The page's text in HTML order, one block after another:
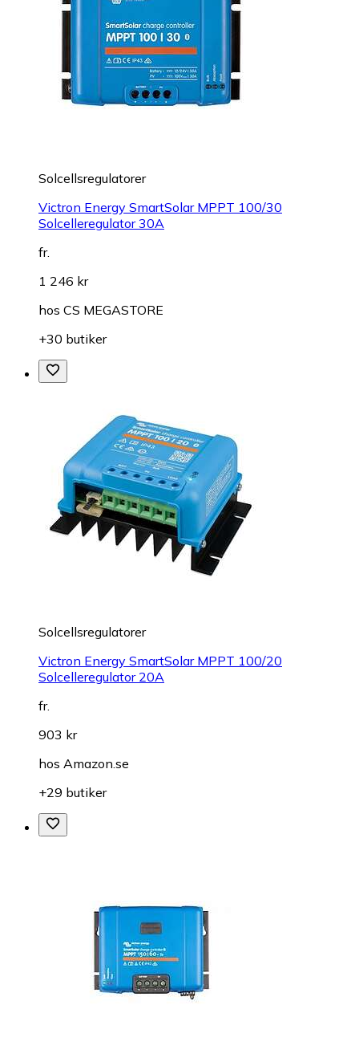
Solcellsregulatorer
Victron Energy SmartSolar MPPT 100/30
Solcelleregulator 30A
fr.
1 246 kr
hos CS MEGASTORE
+30 butiker
Solcellsregulatorer
Victron Energy SmartSolar MPPT 100/20
Solcelleregulator 20A
fr.
903 kr
hos Amazon.se
+29 butiker